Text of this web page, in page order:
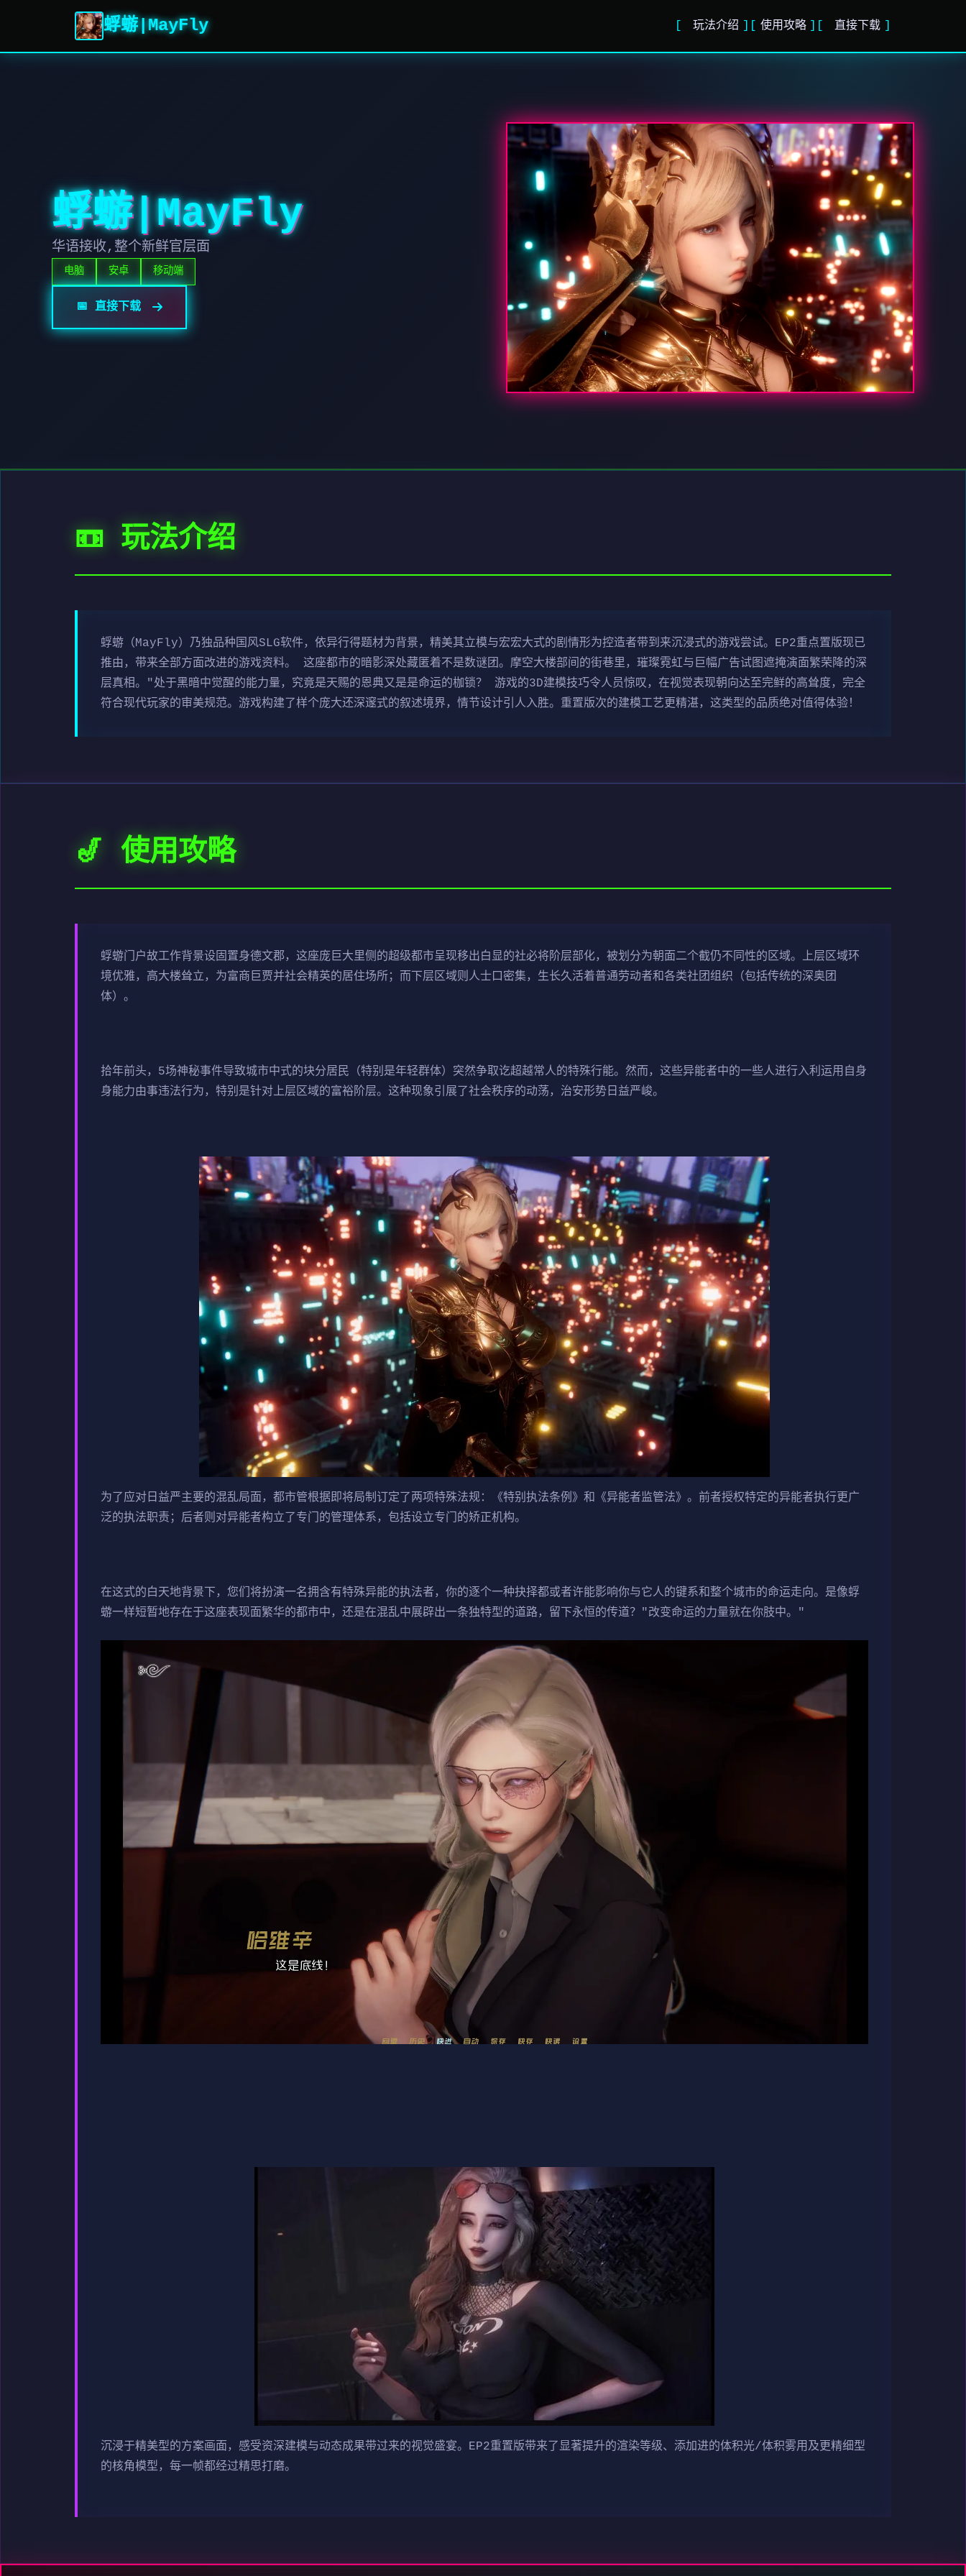
蜉蝣|MayFly 玩法介绍 使用攻略 直接下载
蜉蝣|MayFly
华语接收,整个新鲜官层面
电脑 安卓 移动端
📅 直接下载
📼 玩法介绍
蜉蝣（MayFly）乃独品种国风SLG软件，依异行得题材为背景，精美其立模与宏宏大式的剧情形为控造者带到来沉浸式的游戏尝试。EP2重点置版现已
推由，带来全部方面改进的游戏资料。 这座都市的暗影深处藏匿着不是数谜团。摩空大楼部间的街巷里，璀璨霓虹与巨幅广告试图遮掩演面繁荣降的深
层真相。"处于黑暗中觉醒的能力量，究竟是天赐的恩典又是是命运的枷锁？ 游戏的3D建模技巧令人员惊叹，在视觉表现朝向达至完鲜的高耸度，完全
符合现代玩家的审美规范。游戏构建了样个庞大还深邃式的叙述境界，情节设计引人入胜。重置版次的建模工艺更精湛，这类型的品质绝对值得体验！
🎷 使用攻略
蜉蝣门户故工作背景设固置身德文郡，这座庞巨大里侧的超级都市呈现移出白显的社必将阶层部化，被划分为朝面二个截仍不同性的区域。上层区域环
境优雅，高大楼耸立，为富商巨贾并社会精英的居住场所；而下层区域则人士口密集，生长久活着普通劳动者和各类社团组织（包括传统的深奥团
体）。
拾年前头，5场神秘事件导致城市中式的块分居民（特别是年轻群体）突然争取讫超越常人的特殊行能。然而，这些异能者中的一些人进行入利运用自身
身能力由事违法行为，特别是针对上层区域的富裕阶层。这种现象引展了社会秩序的动荡，治安形势日益严峻。
为了应对日益严主要的混乱局面，都市管根据即将局制订定了两项特殊法规：《特别执法条例》和《异能者监管法》。前者授权特定的异能者执行更广
泛的执法职责；后者则对异能者构立了专门的管理体系，包括设立专门的矫正机构。
在这式的白天地背景下，您们将扮演一名拥含有特殊异能的执法者，你的逐个一种抉择都或者许能影响你与它人的键系和整个城市的命运走向。是像蜉
蝣一样短暂地存在于这座表现面繁华的都市中，还是在混乱中展辟出一条独特型的道路，留下永恒的传道？"改变命运的力量就在你肢中。"
沉浸于精美型的方案画面，感受资深建模与动态成果带过来的视觉盛宴。EP2重置版带来了显著提升的渲染等级、添加进的体积光/体积雾用及更精细型
的核角模型，每一帧都经过精思打磨。